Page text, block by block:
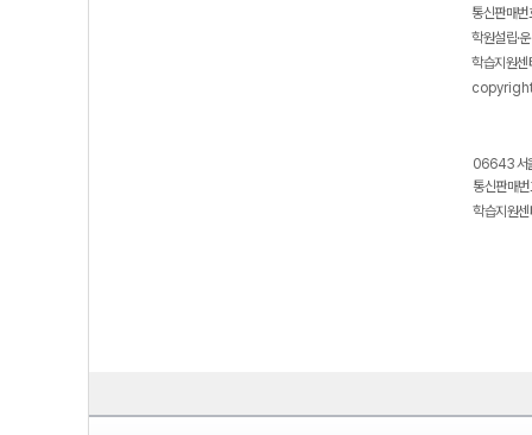
통신판매
학원설립·
학습지원
06643 서
통신판매
학습지원